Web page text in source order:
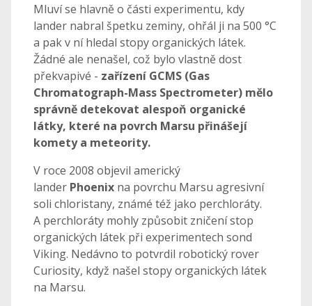
Mluví se hlavně o části experimentu, kdy
lander nabral špetku zeminy, ohřál ji na 500 °C
a pak v ní hledal stopy organických látek.
Žádné ale nenašel, což bylo vlastně dost
překvapivé - zařízení GCMS (Gas
Chromatograph-Mass Spectrometer) mělo
správně detekovat alespoň organické
látky, které na povrch Marsu přinášejí
komety a meteority.
V roce 2008 objevil americký
lander Phoenix na povrchu Marsu agresivní
soli chloristany, známé též jako perchloráty.
A perchloráty mohly způsobit zničení stop
organických látek při experimentech sond
Viking. Nedávno to potvrdil robotický rover
Curiosity, když našel stopy organických látek
na Marsu.